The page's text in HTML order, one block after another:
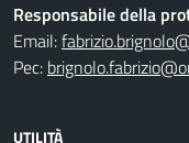
Responsabile della
Email:
Pec:
UTILITÀ